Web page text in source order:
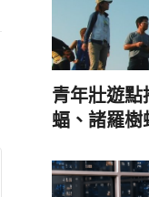
青年壯遊
蝠、諸羅樹